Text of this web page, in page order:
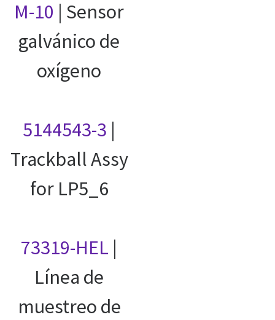
M-10 | Sensor
galvánico de
oxígeno
5144543-3 |
Trackball Assy
for LP5_6
73319-HEL |
Línea de
muestreo de